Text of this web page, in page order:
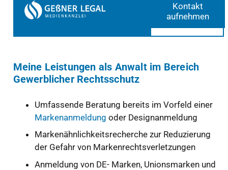
Kontakt
aufnehmen
Meine Leistungen als Anwalt im Bereich
Gewerblicher Rechtsschutz
Umfassende Beratung bereits im Vorfeld einer
Markenanmeldung oder Designanmeldung
Markenähnlichkeitsrecherche zur Reduzierung
der Gefahr von Markenrechtsverletzungen
Anmeldung von DE- Marken, Unionsmarken und